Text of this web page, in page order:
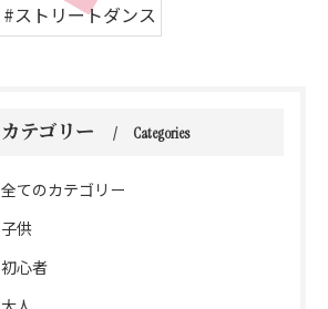
#ストリートダンス
カテゴリー Categories
全てのカテゴリー
子供
初心者